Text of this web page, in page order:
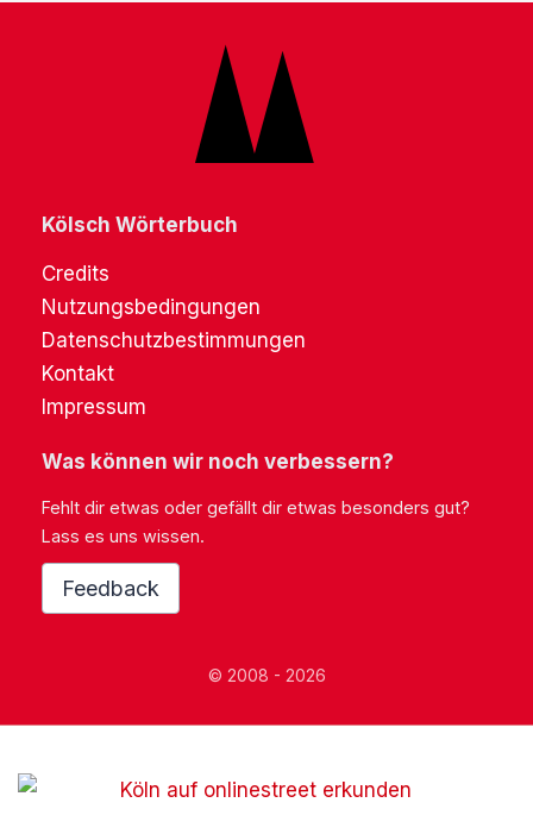
Kölsch Wörterbuch
Credits
Nutzungsbedingungen
Datenschutzbestimmungen
Kontakt
Impressum
Was können wir noch verbessern?
Fehlt dir etwas oder gefällt dir etwas besonders gut?
Lass es uns wissen.
Feedback
© 2008 - 2026